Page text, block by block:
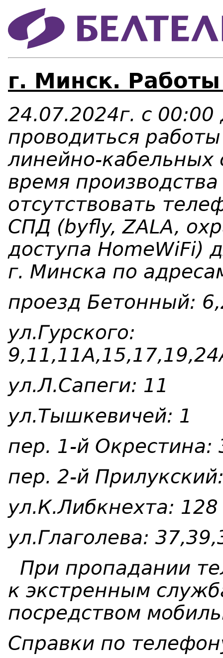
г. Минск.
24.07.2024г. с 00:00
проводиться
линейно-кабельных
время
отсутствовать
СПД (byfly, ZALA,
доступа HomeWiFi)
г. Минска по
проезд Бетонный:
ул.Гурского:
ул.Л.Сапеги: 11
ул.Тышкевичей: 1
пер. 1-й Окрестина:
пер. 2-й
ул.К.Либкнехта: 128
ул.Глаголева:
При пропадании
к экстренным
посредством
Справки по